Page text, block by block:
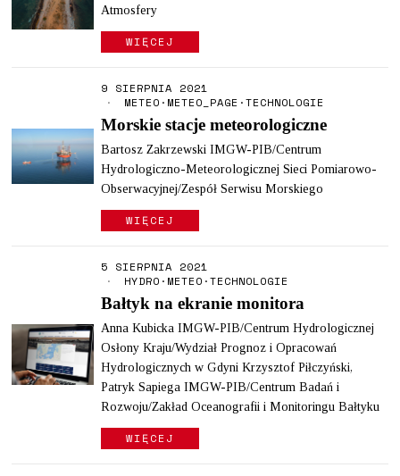
Atmosfery
WIĘCEJ
9 SIERPNIA 2021
METEO · METEO_PAGE ·TECHNOLOGIE
Morskie stacje meteorologiczne
Bartosz Zakrzewski IMGW-PIB/Centrum
Hydrologiczno-Meteorologicznej Sieci Pomiarowo-
Obserwacyjnej/Zespół Serwisu Morskiego
WIĘCEJ
5 SIERPNIA 2021
HYDRO · METEO ·TECHNOLOGIE
Bałtyk na ekranie monitora
Anna Kubicka IMGW-PIB/Centrum Hydrologicznej
Osłony Kraju/Wydział Prognoz i Opracowań
Hydrologicznych w Gdyni Krzysztof Piłczyński,
Patryk Sapiega IMGW-PIB/Centrum Badań i
Rozwoju/Zakład Oceanografii i Monitoringu Bałtyku
WIĘCEJ